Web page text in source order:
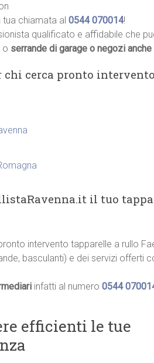
chiamata al 0544 070014!
qualificato e affidabile che
o serrande di garage o negozi anche
cerca pronto intervento
il tuo
intervento tapparelle a rullo
basculanti) e dei servizi offerti
infatti al numero 0544
efficienti le tue